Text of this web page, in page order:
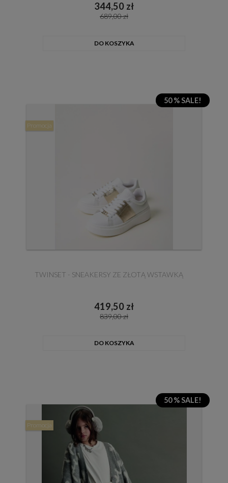
344,50 zł
689,00 zł
DO KOSZYKA
50 % SALE!
TWINSET - SNEAKERSY ZE ZŁOTĄ WSTAWKĄ
419,50 zł
839,00 zł
DO KOSZYKA
Promocja
50 % SALE!
Promocja